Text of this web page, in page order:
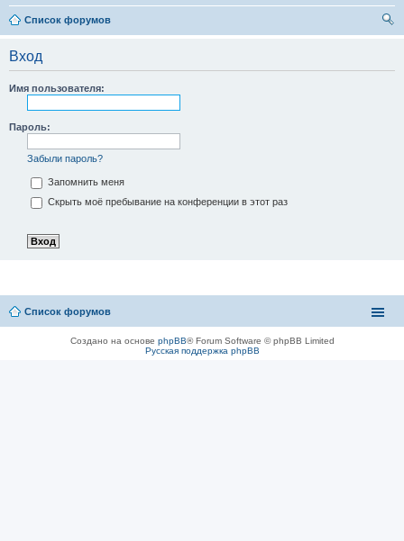
Список форумов
Вход
Имя пользователя:
Пароль:
Забыли пароль?
Запомнить меня
Скрыть моё пребывание на конференции в этот раз
Список форумов
Создано на основе phpBB® Forum Software © phpBB Limited
Русская поддержка phpBB